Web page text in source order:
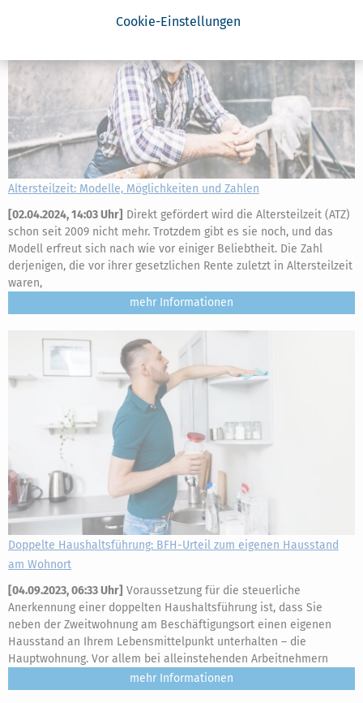
Cookie-Einstellungen
Altersteilzeit: Modelle, Möglichkeiten und Zahlen
[02.04.2024, 14:03 Uhr] Direkt gefördert wird die Altersteilzeit (ATZ)
schon seit 2009 nicht mehr. Trotzdem gibt es sie noch, und das
Modell erfreut sich nach wie vor einiger Beliebtheit. Die Zahl
derjenigen, die vor ihrer gesetzlichen Rente zuletzt in Altersteilzeit
waren,
mehr
Doppelte Haushaltsführung: BFH-Urteil zum eigenen Hausstand
am Wohnort
[04.09.2023, 06:33 Uhr] Voraussetzung für die steuerliche
Anerkennung einer doppelten Haushaltsführung ist, dass Sie
neben der Zweitwohnung am Beschäftigungsort einen eigenen
Hausstand an Ihrem Lebensmittelpunkt unterhalten – die
Hauptwohnung. Vor allem bei alleinstehenden Arbeitnehmern
mehr